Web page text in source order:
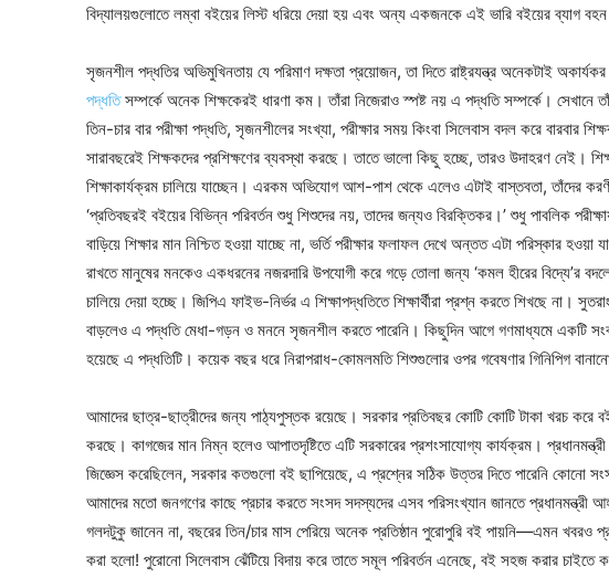
বিদ্যালয়গুলোতে লম্বা বইয়ের লিস্ট ধরিয়ে দেয়া হয় এবং অন্য একজনকে এই ভারি বইয়ের ব্যাগ
সৃজনশীল পদ্ধতির অভিমুখিনতায় যে পরিমাণ দক্ষতা প্রয়োজন, তা দিতে রাষ্ট্রযন্ত্র অনেকটাই
পদ্ধতিসম্পর্কে অনেক শিক্ষকেরই ধারণা কম। তাঁরা নিজেরাও স্পষ্ট নয় এ পদ্ধতি সম্পর্কে। সেখানে
তিন-চার বার পরীক্ষা পদ্ধতি, সৃজনশীলের সংখ্যা, পরীক্ষার সময় কিংবা সিলেবাস বদল করে বারবার
সারাবছরেই শিক্ষকদের প্রশিক্ষণের ব্যবস্থা করছে। তাতে ভালো কিছু হচ্ছে, তারও উদাহরণ নেই।
শিক্ষাকার্যক্রম চালিয়ে যাচ্ছেন। এরকম অভিযোগ আশ-পাশ থেকে এলেও এটাই বাস্তবতা, তাঁদের
‘প্রতিবছরই বইয়ের বিভিন্ন পরিবর্তন শুধু শিশুদের নয়, তাদের জন্যও বিরক্তিকর।’ শুধু পাবলিক
বাড়িয়ে শিক্ষার মান নিশ্চিত হওয়া যাচ্ছে না, ভর্তি পরীক্ষার ফলাফল দেখে অন্তত এটা পরিস্কার
রাখতে মানুষের মনকেও একধরনের নজরদারি উপযোগী করে গড়ে তোলা জন্য ‘কমল হীরের বিদ্যে’র
চালিয়ে দেয়া হচ্ছে। জিপিএ ফাইভ-নির্ভর এ শিক্ষাপদ্ধতিতে শিক্ষার্থীরা প্রশ্ন করতে শিখছে না।
বাড়লেও এ পদ্ধতি মেধা-গড়ন ও মননে সৃজনশীল করতে পারেনি। কিছুদিন আগে গণমাধ্যমে একটি
হয়েছে এ পদ্ধতিটি। কয়েক বছর ধরে নিরাপরাধ-কোমলমতি শিশুগুলোর ওপর গবেষণার গিনিপিগ
আমাদের ছাত্র-ছাত্রীদের জন্য পাঠ্যপুস্তক রয়েছে। সরকার প্রতিবছর কোটি কোটি টাকা খরচ করে
করছে। কাগজের মান নিম্ন হলেও আপাতদৃষ্টিতে এটি সরকারের প্রশংসাযোগ্য কার্যক্রম।
জিজ্ঞেস করেছিলেন, সরকার কতগুলো বই ছাপিয়েছে, এ প্রশ্নের সঠিক উত্তর দিতে পারেনি কোনো
আমাদের মতো জনগণের কাছে প্রচার করতে সংসদ সদস্যদের এসব পরিসংখ্যান জানতে প্রধানমন্ত্রী
গলদটুকু জানেন না, বছরের তিন/চার মাস পেরিয়ে অনেক প্রতিষ্ঠান পুরোপুরি বই পায়নি—এমন খবরও
করা হলো! পুরোনো সিলেবাস ঝেঁটিয়ে বিদায় করে তাতে সমূল পরিবর্তন এনেছে, বই সহজ করার